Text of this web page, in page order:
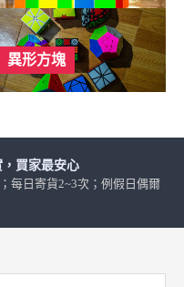
異形方塊
買家最安心
每日寄貨2~3次；例假日偶爾